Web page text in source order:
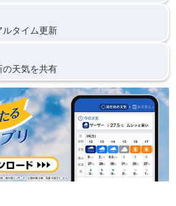
ルタイム更新
の天気を共有